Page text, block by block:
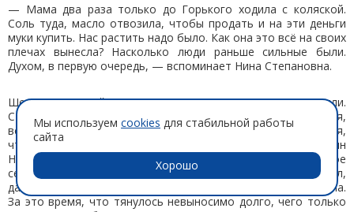
— Мама два раза только до Горького ходила с коляской.
Соль туда, масло отвозила, чтобы продать и на эти деньги
муки купить. Нас растить надо было. Как она это всё на своих
плечах вынесла? Насколько люди раньше сильные были.
Духом, в первую очередь, — вспоминает Нина Степановна.
Шестерых детей вырастили Ильины, одного схоронили.
Старшего сына Владимира не стало. За всех они волнуются,
всех хотят от беды уберечь. Да только вот так случается,
что сама жизнь то в огонь, то в воду бросает. Второй сын
Николай — афганец. Как за него болело родительское
сердце, только им одним и известно. Первое время писал,
давал о себе знать. После целых шесть месяцев — тишина.
За это время, что тянулось невыносимо долго, чего только
Мы используем cookies для стабильной работы
сайта
Хорошо